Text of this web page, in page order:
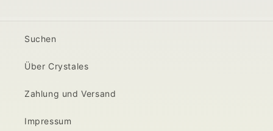
Suchen
Über Crystales
Zahlung und Versand
Impressum